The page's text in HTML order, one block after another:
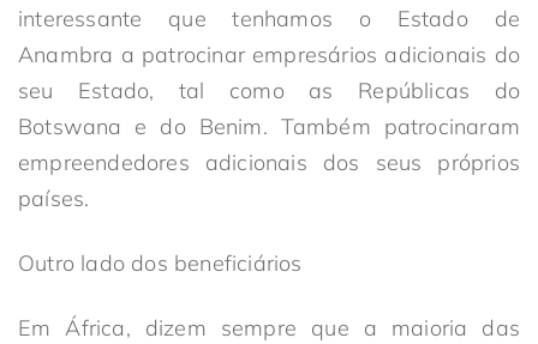
interessante que tenhamos o Estado de
Anambra a patrocinar empresários adicionais do
seu Estado, tal como as Repúblicas do
Botswana e do Benim. Também patrocinaram
empreendedores adicionais dos seus próprios
países.
Outro lado dos beneficiários
Em África, dizem sempre que a maioria das